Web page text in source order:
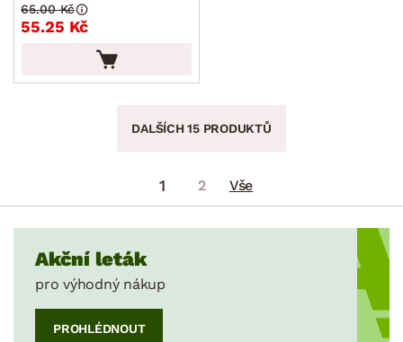
55.25 Kč
65.00 Kč
DALŠÍCH 15 PRODUKTŮ
1 2 Vše
Akční leták
pro výhodný nákup
PROHLÉDNOUT